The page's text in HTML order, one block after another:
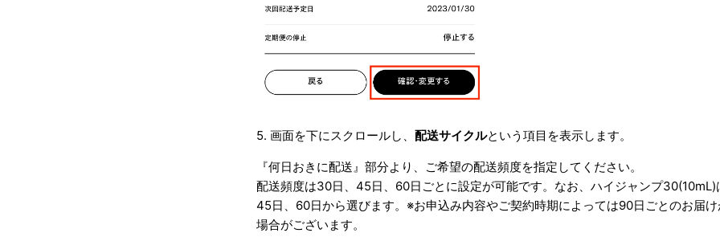
5. 画面を下にスクロールし、配送サイクルという項目を表示します。
『何日おきに配送』部分より、ご希望の配送頻度を指定してください。
配送頻度は30日、45日、60日ごとに設定が可能です。なお、ハイジャンプ30(10mL)
45日、60日から選びます。※お申込み内容やご契約時期によっては90日ごとのお届
場合がございます。